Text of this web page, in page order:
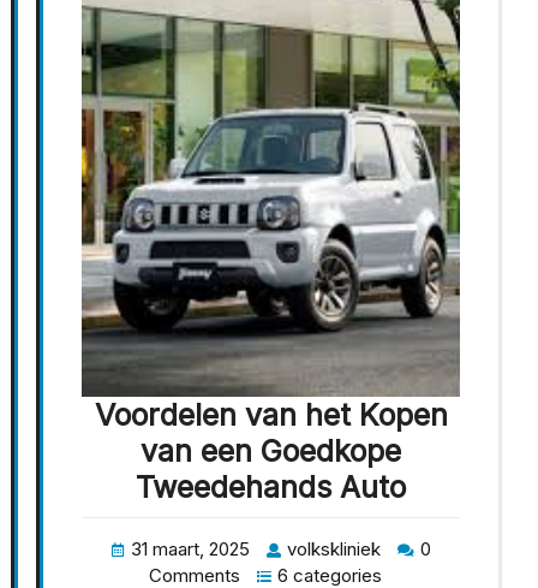
Voordelen van het Kopen
van een Goedkope
Tweedehands Auto
31 maart, 2025 volkskliniek
0
Comments
6 categories